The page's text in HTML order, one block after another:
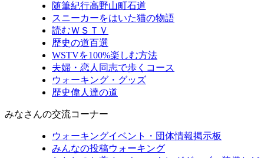
随筆紀行高野山町石道
スニーカーをはいた猫の物語
読むＷＳＴＶ
歴史の道百選
WSTVを100%楽しむ方法
夫婦・恋人同志で歩くコース
ウォーキング・グッズ
歴史偉人達の道
みなさんの交流コーナー
ウォーキングイベント・団体情報掲示板
みんなの投稿ウォーキング